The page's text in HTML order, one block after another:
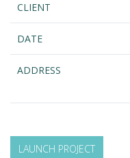
CLIENT
DATE
ADDRESS
LAUNCH PROJECT